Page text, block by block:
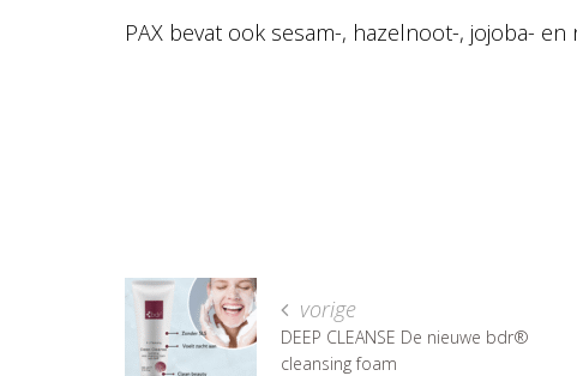
PAX bevat ook sesam-, hazelnoot-, jojoba- en
vorige
DEEP CLEANSE De nieuwe bdr®
cleansing foam